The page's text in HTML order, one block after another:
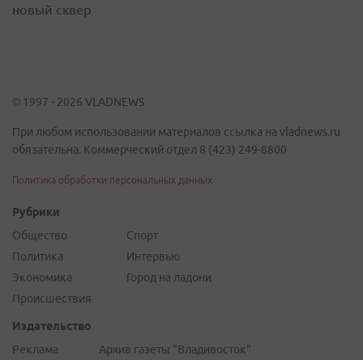
новый сквер
© 1997 - 2026 VLADNEWS
При любом использовании материалов ссылка на vladnews.ru
обязательна. Коммерческий отдел 8 (423) 249-8800
Политика обработки персональных данных
Рубрики
Общество
Политика
Экономика
Происшествия
Спорт
Интервью
Город на ладони
Издательство
Реклама
Архив газеты "Владивосток"